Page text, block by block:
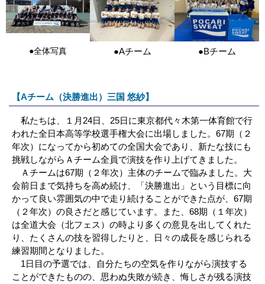
●全体写真 ●Aチーム ●Bチーム
【Aチーム（決勝進出）三国 悠紗】
私たちは、１月24日、25日に東京都代々木第一体育館で行
われた全日本高等学校選手権大会に出場しました。67期（２
年次）になってから初めての全国大会であり、新たな技にも
挑戦しながらＡチーム全員で演技を作り上げてきました。
Ａチームは67期（２年次）主体のチームで臨みました。大
会前日まで気持ちを高め続け、「決勝進出」という目標に向
かって良い雰囲気の中で走り続けることができた点が、67期
（２年次）の良さだと感じています。また、68期（１年次）
は全道大会（北フェス）の時より多くの意見を出してくれた
り、たくさんの技を習得したりと、日々の成長を感じられる
練習期間となりました。
1日目の予選では、自分たちの空気を作りながら演技する
ことができたものの、思わぬ失敗が続き、悔しさが残る演技